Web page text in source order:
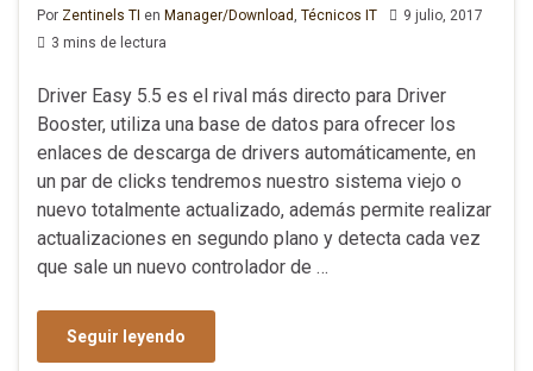
Por Zentinels TI en Manager/Download , Técnicos IT
9 julio, 2017
3 mins de lectura
Driver Easy 5.5 es el rival más directo para Driver
Booster, utiliza una base de datos para ofrecer los
enlaces de descarga de drivers automáticamente, en
un par de clicks tendremos nuestro sistema viejo o
nuevo totalmente actualizado, además permite realizar
actualizaciones en segundo plano y detecta cada vez
que sale un nuevo controlador de …
Seguir leyendo